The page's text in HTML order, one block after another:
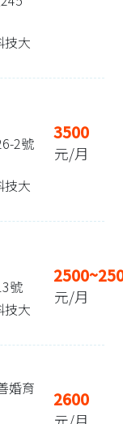
大
2號
大
3500
元/月
號
大
元/月
婚育
2600